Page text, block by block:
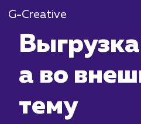
G-Creative
а во